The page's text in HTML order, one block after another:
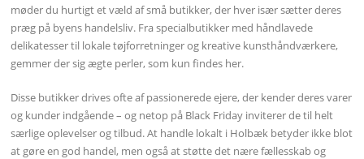
møder du hurtigt et væld af små butikker, der hver især sætter deres
præg på byens handelsliv. Fra specialbutikker med håndlavede
delikatesser til lokale tøjforretninger og kreative kunsthåndværkere,
gemmer der sig ægte perler, som kun findes her.
Disse butikker drives ofte af passionerede ejere, der kender deres varer
og kunder indgående – og netop på Black Friday inviterer de til helt
særlige oplevelser og tilbud. At handle lokalt i Holbæk betyder ikke blot
at gøre en god handel, men også at støtte det nære fællesskab og